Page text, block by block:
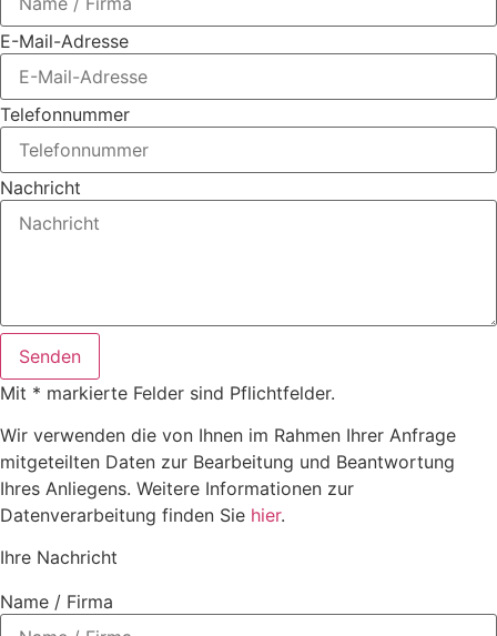
E-Mail-Adresse
Telefonnummer
Nachricht
Senden
Mit * markierte Felder sind Pflichtfelder.
Wir verwenden die von Ihnen im Rahmen Ihrer Anfrage
mitgeteilten Daten zur Bearbeitung und Beantwortung
Ihres Anliegens. Weitere Informationen zur
Datenverarbeitung finden Sie hier.
Ihre Nachricht
Name / Firma